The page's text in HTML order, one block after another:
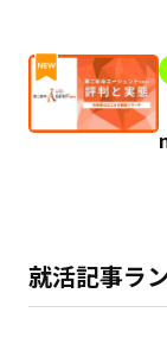
就活記事ラ